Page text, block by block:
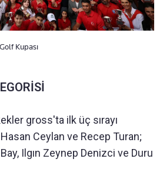
Kupası
gross'ta ilk üç sırayı
Ceylan ve Recep Turan;
Ilgın Zeynep Denizci ve Duru